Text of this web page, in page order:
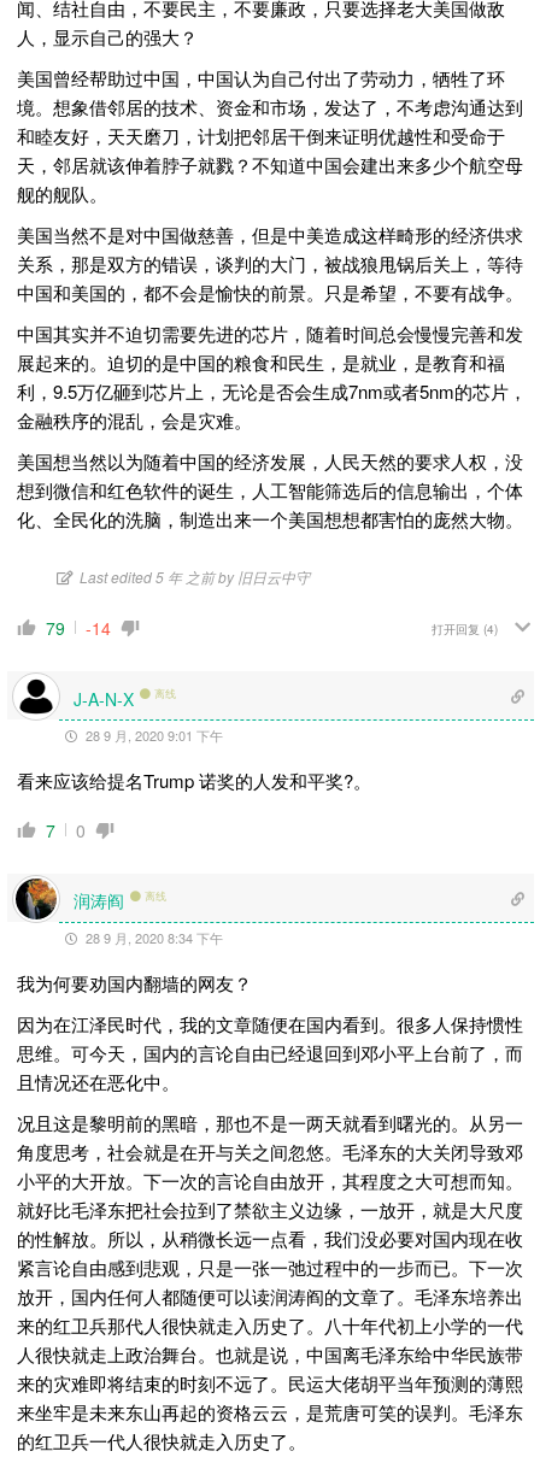
闻、结社自由，不要民主，不要廉政，只要选择老大美国做敌
人，显示自己的强大？
美国曾经帮助过中国，中国认为自己付出了劳动力，牺牲了环
境。想象借邻居的技术、资金和市场，发达了，不考虑沟通达到
和睦友好，天天磨刀，计划把邻居干倒来证明优越性和受命于
天，邻居就该伸着脖子就戮？不知道中国会建出来多少个航空母
舰的舰队。
美国当然不是对中国做慈善，但是中美造成这样畸形的经济供求
关系，那是双方的错误，谈判的大门，被战狼甩锅后关上，等待
中国和美国的，都不会是愉快的前景。只是希望，不要有战争。
中国其实并不迫切需要先进的芯片，随着时间总会慢慢完善和发
展起来的。迫切的是中国的粮食和民生，是就业，是教育和福
利，9.5万亿砸到芯片上，无论是否会生成7nm或者5nm的芯片，
金融秩序的混乱，会是灾难。
美国想当然以为随着中国的经济发展，人民天然的要求人权，没
想到微信和红色软件的诞生，人工智能筛选后的信息输出，个体
化、全民化的洗脑，制造出来一个美国想想都害怕的庞然大物。
Last edited 5 年 之前 by 旧日云中守
79 -14 打开回复 (4)
J-A-N-X 离线
28 9 月, 2020 9:01 下午
看来应该给提名Trump 诺奖的人发和平奖?。
7 0
润涛阎 离线
28 9 月, 2020 8:34 下午
我为何要劝国内翻墙的网友？
因为在江泽民时代，我的文章随便在国内看到。很多人保持惯性
思维。可今天，国内的言论自由已经退回到邓小平上台前了，而
且情况还在恶化中。
况且这是黎明前的黑暗，那也不是一两天就看到曙光的。从另一
角度思考，社会就是在开与关之间忽悠。毛泽东的大关闭导致邓
小平的大开放。下一次的言论自由放开，其程度之大可想而知。
就好比毛泽东把社会拉到了禁欲主义边缘，一放开，就是大尺度
的性解放。所以，从稍微长远一点看，我们没必要对国内现在收
紧言论自由感到悲观，只是一张一弛过程中的一步而已。下一次
放开，国内任何人都随便可以读润涛阎的文章了。毛泽东培养出
来的红卫兵那代人很快就走入历史了。八十年代初上小学的一代
人很快就走上政治舞台。也就是说，中国离毛泽东给中华民族带
来的灾难即将结束的时刻不远了。民运大佬胡平当年预测的薄熙
来坐牢是未来东山再起的资格云云，是荒唐可笑的误判。毛泽东
的红卫兵一代人很快就走入历史了。